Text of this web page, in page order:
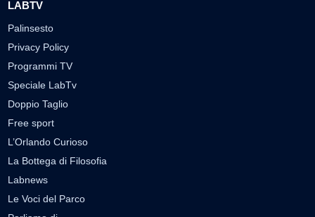
LABTV
Palinsesto
Privacy Policy
Programmi TV
Speciale LabTv
Doppio Taglio
Free sport
L’Orlando Curioso
La Bottega di Filosofia
Labnews
Le Voci del Parco